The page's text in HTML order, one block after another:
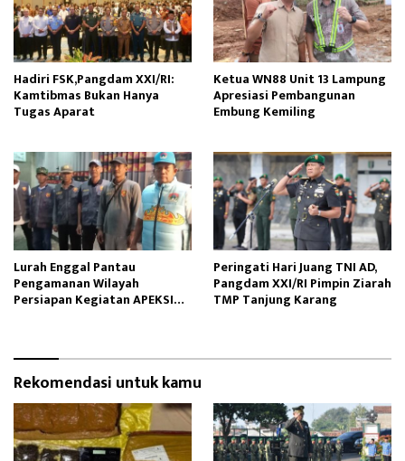
Hadiri FSK,Pangdam XXI/RI:
Kamtibmas Bukan Hanya
Tugas Aparat
Ketua WN88 Unit 13 Lampung
Apresiasi Pembangunan
Embung Kemiling
Lurah Enggal Pantau
Pengamanan Wilayah
Persiapan Kegiatan APEKSI
Peringati Hari Juang TNI AD,
Pangdam XXI/RI Pimpin Ziarah
TMP Tanjung Karang
Rekomendasi untuk kamu